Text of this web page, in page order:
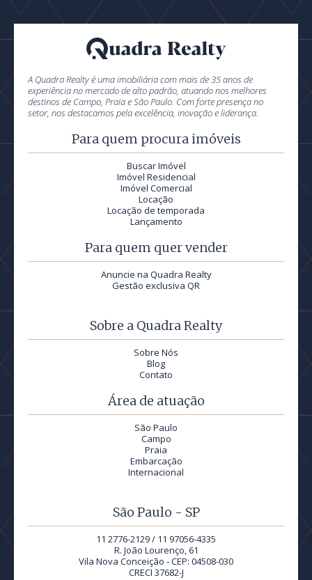
A Quadra Realty é uma imobiliária com mais de 35 anos de
experiência no mercado de alto padrão, atuando nos melhores
destinos de Campo, Praia e São Paulo. Com forte presença no
setor, nos destacamos pela excelência, inovação e liderança.
Para quem procura imóveis
Buscar Imóvel
Imóvel Residencial
Imóvel Comercial
Locação
Locação de temporada
Lançamento
Para quem quer vender
Anuncie na Quadra Realty
Gestão exclusiva QR
Sobre a Quadra Realty
Sobre Nós
Blog
Contato
Área de atuação
São Paulo
Campo
Praia
Embarcação
Internacional
São Paulo - SP
11 2776-2129 / 11 97056-4335
R. João Lourenço, 61
Vila Nova Conceição - CEP: 04508-030
CRECI 37682-J